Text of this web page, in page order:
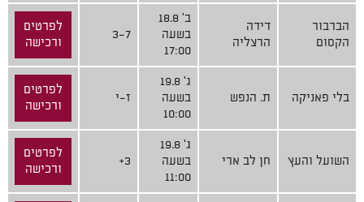
הברבור
הקסום
דידה
הרצליה
ב' 18.8
בשעה
17:00
3-7
לפרטים
ורכישה
בלי פאניקה ת. הנפש
ג' 19.8
בשעה
10:00
ז-י
לפרטים
ורכישה
השועל והעץ חן לב ארי
ג' 19.8
בשעה
11:00
3+
לפרטים
ורכישה